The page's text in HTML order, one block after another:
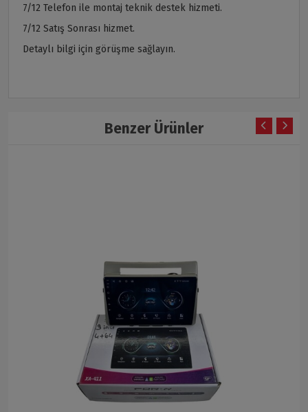
7/12 Telefon ile montaj teknik destek hizmeti.
7/12 Satış Sonrası hizmet.
Detaylı bilgi için görüşme sağlayın.
Benzer Ürünler